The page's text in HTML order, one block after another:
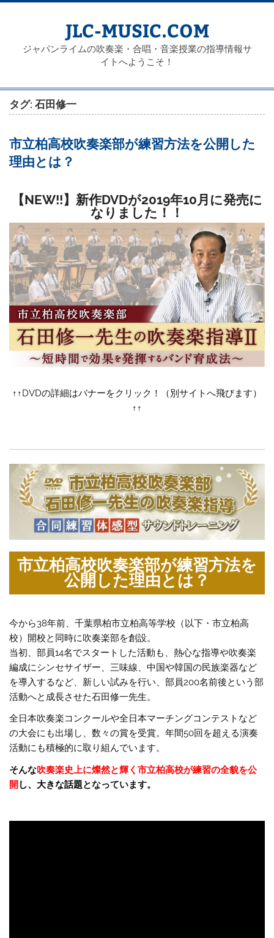
Skip
JLC-MUSIC.COM
ジャパンライムの吹奏楽・合唱・音楽授業の指導情報サ
イトへようこそ！
タグ: 石田修一
市立柏高校吹奏楽部が練習方法を公開した
理由とは？
【NEW!!】新作DVDが2019年10月に発売に
なりました！！
↑↑DVDの詳細はバナーをクリック！（別サイトへ飛びます）
↑↑
市立柏高校吹奏楽部が練習方法を
公開した理由とは？
今から38年前、千葉県柏市立柏高等学校（以下・市立柏高
校）開校と同時に吹奏楽部を創設。
当初、部員14名でスタートした活動も、熱心な指導や吹奏楽
編成にシンセサイザー、三味線、中国や韓国の民族楽器など
を導入するなど、新しい試みを行い、部員200名前後という部
活動へと成長させた石田修一先生。
全日本吹奏楽コンクールや全日本マーチングコンテストなど
の大会にも出場し、数々の賞を受賞。年間50回を超える演奏
活動にも積極的に取り組んでいます。
そんな吹奏楽史上に燦然と輝く市立柏高校が練習の全貌を公
開 し、大きな話題となっています。